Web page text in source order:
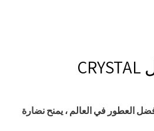
العطور في العالم ، يمنح نضارة